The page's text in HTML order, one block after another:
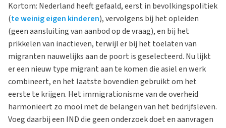
Kortom: Nederland heeft gefaald, eerst in bevolkingspolitiek
(te weinig eigen kinderen), vervolgens bij het opleiden
(geen aansluiting van aanbod op de vraag), en bij het
prikkelen van inactieven, terwijl er bij het toelaten van
migranten nauwelijks aan de poort is geselecteerd. Nu lijkt
er een nieuw type migrant aan te komen die asiel en werk
combineert, en het laatste bovendien gebruikt om het
eerste te krijgen. Het immigrationisme van de overheid
harmonieert zo mooi met de belangen van het bedrijfsleven.
Voeg daarbij een IND die geen onderzoek doet en aanvragen